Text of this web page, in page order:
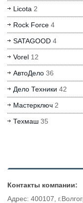
Licota 2
Rock Force 4
SATAGOOD 4
Vorel 12
АвтоДело 36
Дело Техники 42
Мастерключ 2
Техмаш 35
Контакты компании:
Адрес: 400107,